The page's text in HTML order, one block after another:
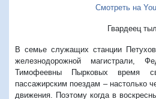
Смотреть на
Гвардеец
В семье служащих станции
железнодорожной магистрали,
Тимофеевны Пырковых время
пассажирским поездам – настолько
движения. Поэтому когда в